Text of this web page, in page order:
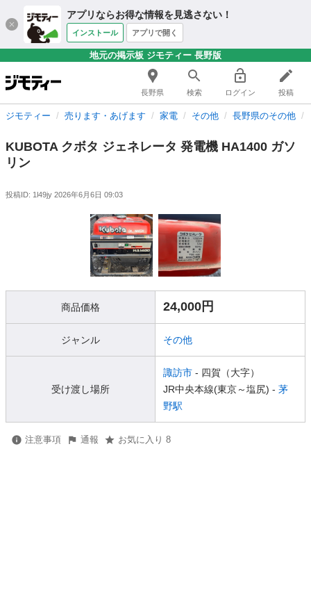
アプリならお得な情報を見逃さない！
インストール アプリで開く
地元の掲示板 ジモティー 長野版
長野県 検索 ログイン 投稿
ジモティー 売ります・あげます 家電 その他 長野県のその他
KUBOTA クボタ ジェネレータ 発電機 HA1400 ガソ
リン
投稿ID: 1l49jy 2026年6月6日 09:03
商品価格 24,000円
ジャンル その他
受け渡し場所
諏訪市 - 四賀（大字）
JR中央本線(東京～塩尻) - 茅
野駅
注意事項 通報 お気に入り 8